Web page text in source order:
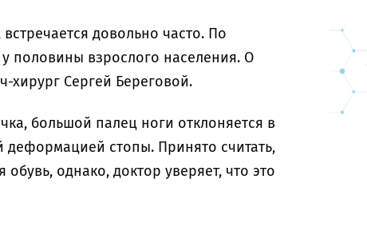
довольно часто. По
у половины взрослого населения. О
хирург Сергей Береговой.
большой палец ноги отклоняется в
деформацией стопы. Принято считать,
однако, доктор уверяет, что это